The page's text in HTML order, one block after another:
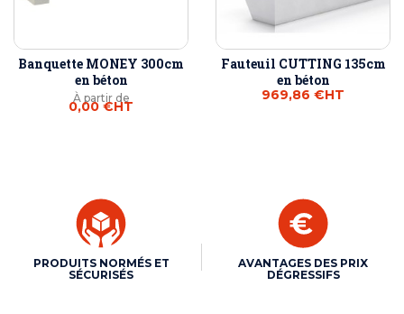
Banquette MONEY 300cm
en béton
À partir de
0,00 €HT
Fauteuil CUTTING 135cm
en béton
969,86 €HT
PRODUITS NORMÉS ET
SÉCURISÉS
AVANTAGES DES PRIX
DÉGRESSIFS